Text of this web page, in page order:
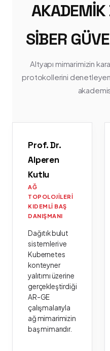
SIBER
Altyapı mimarimizin
protokollerini
Prof. Dr.
Alperen
Kutlu
AĞ
TOPOLOJILERI
KIDEMLI BAŞ
DANIŞMANI
Dağıtık bulut
sistemleri ve
Kubernetes
konteyner
yalıtımı üzerine
gerçekleştirdiği
AR-GE
çalışmalarıyla
ağ mimarimizin
baş mimarıdır.